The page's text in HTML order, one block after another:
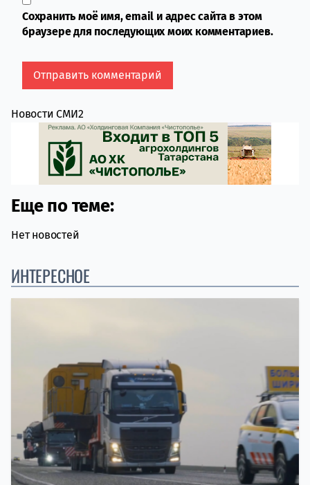
Сохранить моё имя, email и адрес сайта в этом
браузере для последующих моих комментариев.
Новости СМИ2
Еще по теме:
Нет новостей
ИНТЕРЕСНОЕ